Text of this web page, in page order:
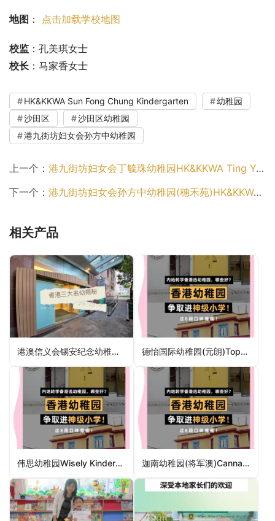
地图 ： 点击加载学校地图
校监 ：孔美琪女士
校长 ：马家香女士
HK&KKWA Sun Fong Chung Kindergarten
幼稚园
沙田区
沙田区幼稚园
港九街坊妇女会孙方中幼稚园
上一个： 港九街坊妇女会丁毓珠幼稚园HK&KKWA Ting Yuk Chee Kindergarten（东区幼稚园）
下一个： 港九街坊妇女会孙方中幼稚园(穗禾苑)HK&KKWA Sun Fong Chung Kindergarten (Sui Wo Court)（沙田区幼稚园）
相关产品
港澳信义会锡安纪念幼稚园HK and Macau Lutheran Church Shek On Mem Kindergarten（黄大仙区幼稚园） 德怡国际幼稚园(元朗)Topkids International Kindergarten (Yuen Long)（元朗区幼稚园）
伟思幼稚园Wisely Kindergarten（中西区幼稚园） 迦南幼稚园(将军澳)Cannan Kindergarten (Tseung Kwan O)（西贡区幼稚园）